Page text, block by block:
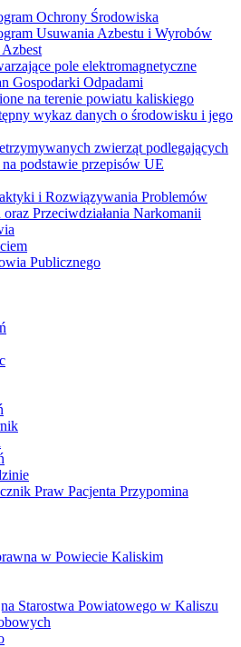
Ochrony Środowiska
Usuwania Azbestu i Wyrobów
pole elektromagnetyczne
Gospodarki Odpadami
na terenie powiatu kaliskiego
wykaz danych o środowisku i jego
zwierząt podlegających
podstawie przepisów UE
i Rozwiązywania Problemów
Przeciwdziałania Narkomanii
Publicznego
Praw Pacjenta Przypomina
w Powiecie Kaliskim
Starostwa Powiatowego w Kaliszu